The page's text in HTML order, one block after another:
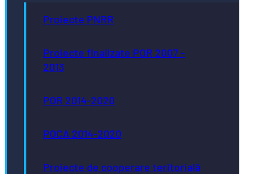
Proiecte PNRR
Proiecte finalizate POR 2007 -
2013
POR 2014-2020
POCA 2014-2020
Proiecte de cooperare teritorială